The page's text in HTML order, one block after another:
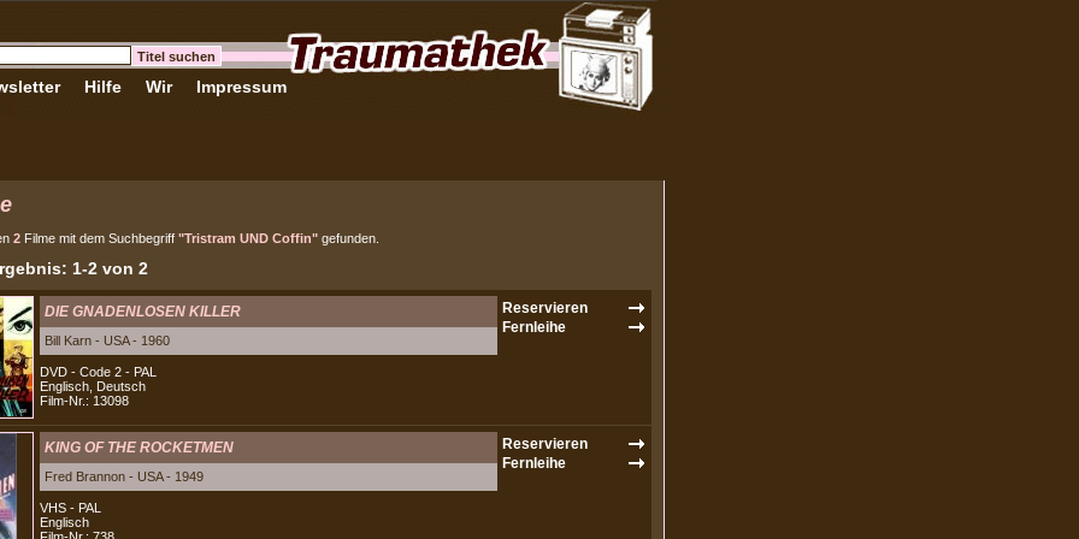
Hilfe Wir Impressum
2 Filme mit dem Suchbegriff "Tristram UND Coffin" gefunden.
1-2 von 2
DIE GNADENLOSEN KILLER
Bill Karn - USA - 1960
DVD - Code 2 - PAL
Englisch, Deutsch
Film-Nr.: 13098
KING OF THE ROCKETMEN
Fred Brannon - USA - 1949
VHS - PAL
Englisch